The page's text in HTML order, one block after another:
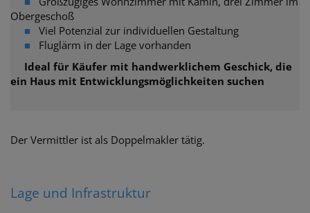
Obergeschoß
■
Viel Potenzial zur individuellen Gestaltung
■
Fluglärm in der Lage vorhanden
Ideal für Käufer mit handwerklichem Geschick, die
ein Haus mit Entwicklungsmöglichkeiten suchen
Der Vermittler ist als Doppelmakler tätig.
Lage und Infrastruktur